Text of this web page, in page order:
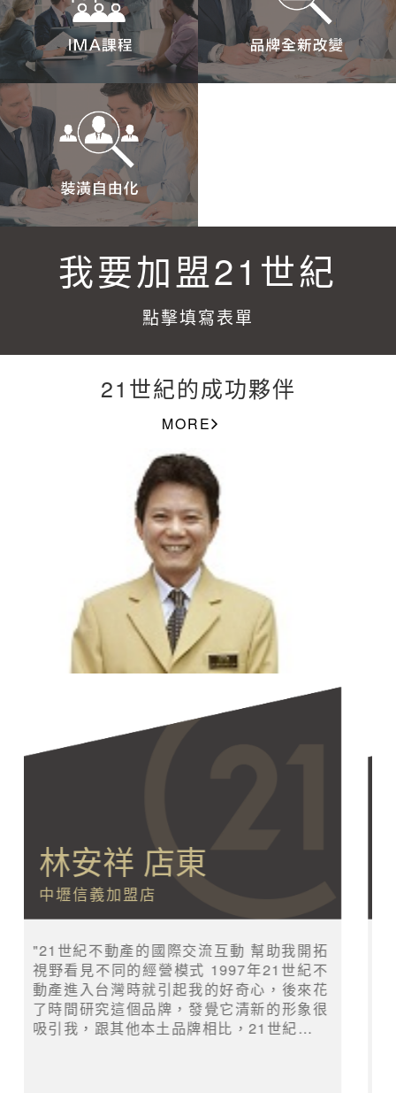
我要加盟21世紀
點擊填寫表單
21世紀的成功夥伴
MORE
徐澄明 店東
台中十期加盟店
21世紀不動產提供我強大的資源後盾讓我在
不動產領域創造最高利益 在進入21世紀不動
產之前，我嘗試過許多行業，也曾自己創業
過，深知品牌建立的重要性，當我選擇在台
中市新興重劃區開創自己的不動產事業起點